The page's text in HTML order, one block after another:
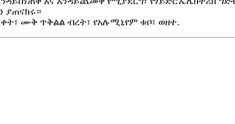
ያጠናክሩ።
ሙቅ ጥቅልል ​​ብረት፣ የአሉሚኒየም ቱቦ፣ ወዘተ.